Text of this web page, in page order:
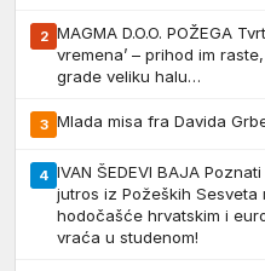
2 MAGMA D.O.O. POŽEGA
vremena’ – prihod im
grade veliku halu…
3 Mlada misa fra Davida
4 IVAN ŠEDEVI BAJA
jutros iz Požeških Sesveta
hodočašće hrvatskim i
vraća u studenom!